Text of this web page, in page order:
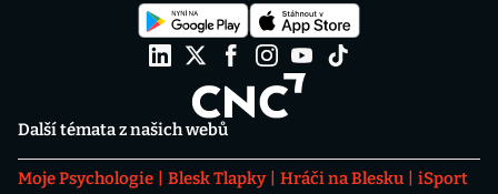
Další témata z našich webů
Moje Psychologie Blesk Tlapky Hráči na Blesku
iSport